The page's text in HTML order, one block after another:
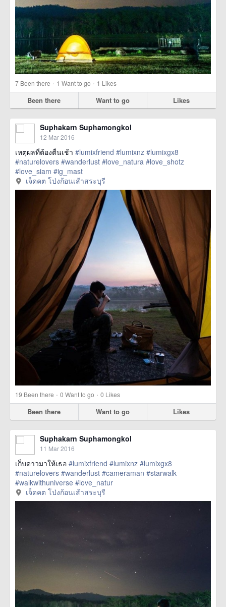
7 Been there · 1 Want to go · 1 Likes
Been there Want to go Likes
Suphakarn Suphamongkol
12 Mar 2016
เหตุผลที่ต้องตื่นเช้า #lumixfriend #lumixnz #lumixgx8
#naturelovers #wanderlust #love_natura #love_shotz
#love_siam #ig_mast
href=https://m.thetrippacker.com/en/image/เจ็ดคตโป่งก้อนเส้า
สระบุรี/192151> more
เจ็ดคต โป่งก้อนเส้าสระบุรี
19 Been there · 0 Want to go · 0 Likes
Been there Want to go Likes
Suphakarn Suphamongkol
11 Mar 2016
เก็บดาวมาให้เธอ #lumixfriend #lumixnz #lumixgx8
#naturelovers #wanderlust #cameraman #starwalk
#walkwithuniverse #love_natur
href=https://m.thetrippacker.com/en/image/เจ็ดคตโป่งก้อนเส้า
สระบุรี/192092> more
เจ็ดคต โป่งก้อนเส้าสระบุรี